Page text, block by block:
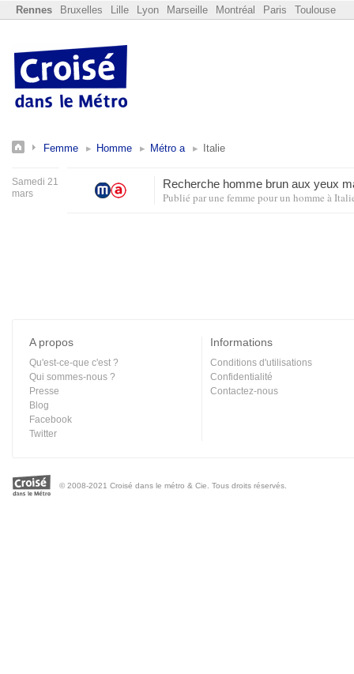
Rennes Bruxelles Lille Lyon Marseille Montréal Paris Toulouse
Femme Homme Métro a Italie
Samedi 21
mars
Recherche homme brun aux yeux
Publié parune femme pour un homme à
A propos
Qu'est-ce-que c'est ?
Qui sommes-nous ?
Presse
Blog
Facebook
Twitter
Informations
Conditions d'utilisations
Confidentialité
Contactez-nous
© 2008-2021 Croisé dans le métro & Cie. Tous droits réservés.